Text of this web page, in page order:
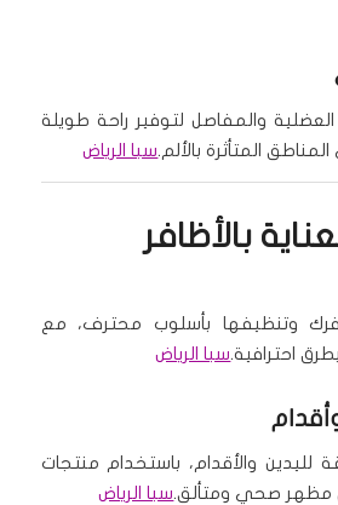
والمفاصل لتوفير راحة طويلة
المتأثرة بالألم.سبا الرياض
بالأظافر
وتنظيفها بأسلوب محترف، مع
احترافية.سبا الرياض
والأقدام، باستخدام منتجات
مظهر صحي ومتألق.سبا الرياض